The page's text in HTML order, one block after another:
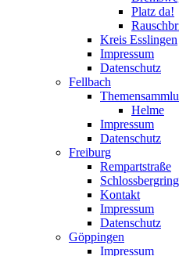
Platz da!
Kreis Esslingen
Impressum
Datenschutz
Fellbach
Helme
Impressum
Datenschutz
Freiburg
Rempartstraße
Schlossbergring
Kontakt
Impressum
Datenschutz
Göppingen
Impressum